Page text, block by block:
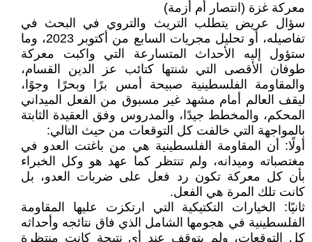
معركة غزة (انتصار أم أزمة)
سؤال عريض يتطلب التريث والتروي في البحث في
تفاصيله، أو تحليل مجريات السابع من أكتوبر 2023، وما
ستؤول إليه الأحداث المتسارعة التي واكبت معركة
طوفان الأقصى التي شنتها كتائب عز الدين القسام،
والمقاومة الفلسطينية صبيحة أمس برًا وبحرًا وجوًا،
ليقف العالم أمام مشهد غير مسبوق من الفعل الميداني
المحكم، والمخطط جيدًا، والمدروس وفق العقيدة الثابتة
بالمواجهة التي خالفت كل التوقعات من حيث التالي:
أولًا: أن المقاومة الفلسطينية هي من باغتت العدو في
مغتصباته وميدانه، ولم تنتظر كما عهد هو وكل الخبراء
بأن كل معركة تكون رد فعل على ضربات العدو، بل
كانت تلك المرة هي الفعل.
ثانيًا: الخيارات التكتيكية التي ارتكزت عليها المقاومة
الفلسطينية في هجومها الشامل الذي فاق نتائجه وأحداثه
كل التوقعات، ولم يتوقف عند أي نتيجة كانت منتظرة